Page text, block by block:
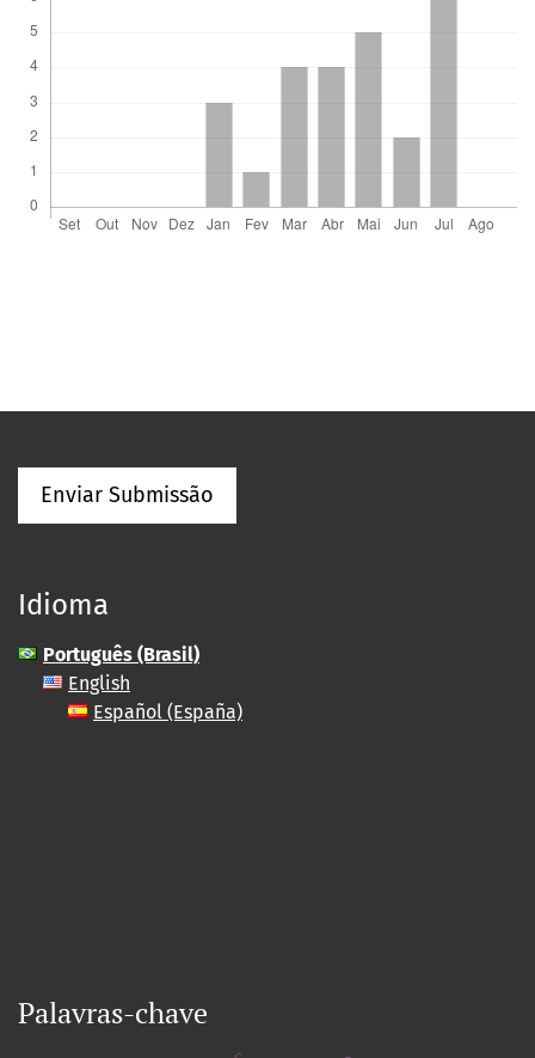
Enviar Submissão
Idioma
Português (Brasil)
English
Español (España)
Palavras-chave